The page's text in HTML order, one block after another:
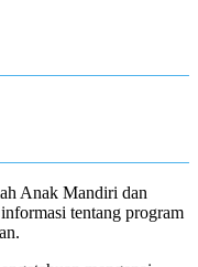
Anak Mandiri dan
tentang program